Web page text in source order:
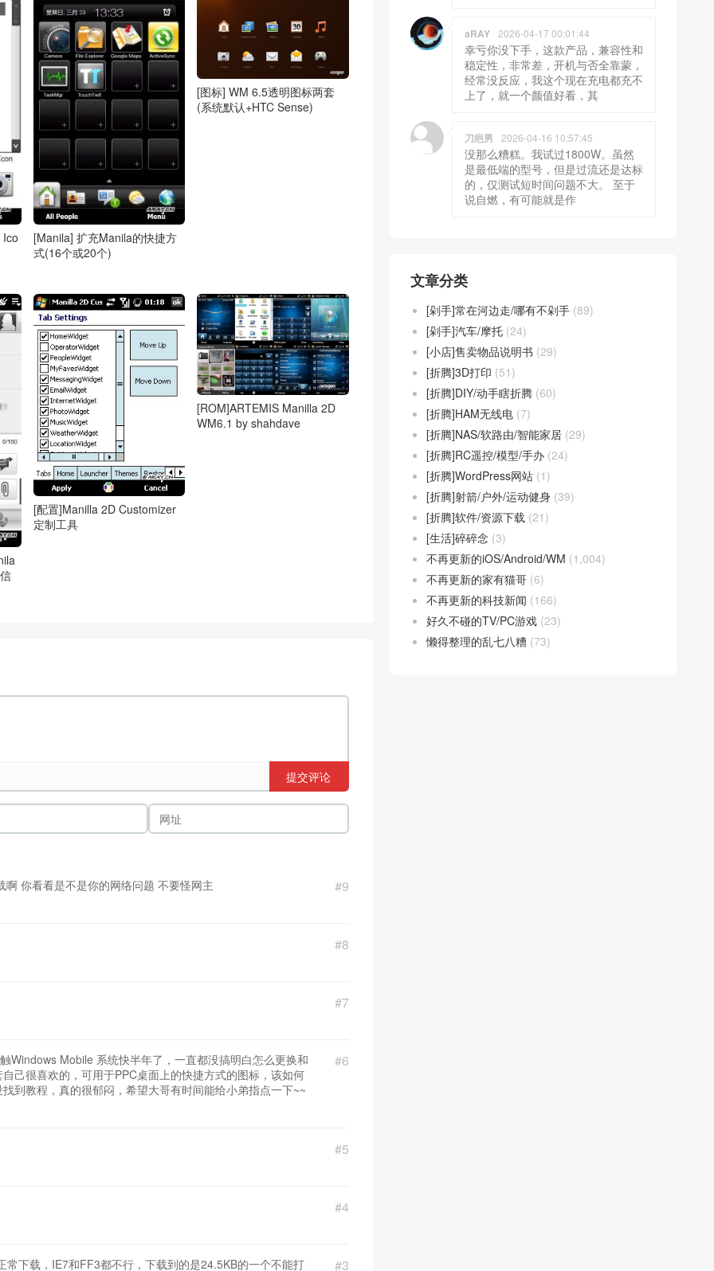
[Manila] 扩充Manila的快捷方
式(16个或20个)
[图标] WM 6.5透明图标两套
(系统默认+HTC Sense)
[配置]Manilla 2D Customizer
定制工具
[ROM]ARTEMIS Manilla 2D
WM6.1 by shahdave
提交评论
#9
你看看是不是你的网络问题 不要怪网主
#8
#7
#6
Windows Mobile 系统快半年了，一直都没搞明白怎么更换和
己很喜欢的，可用于PPC桌面上的快捷方式的图标，该如何
到教程，真的很郁闷，希望大哥有时间能给小弟指点一下~~
#5
#4
#3
下载，IE7和FF3都不行，下载到的是24.5KB的一个不能打
aRAY 2026-04-17 00:01:44
幸亏你没下手，这款产品，兼容性和
稳定性，非常差，开机与否全靠蒙，
经常没反应，我这个现在充电都充不
上了，就一个颜值好看，其
刀疤男 2026-04-16 10:57:45
没那么糟糕。我试过1800W。虽然
是最低端的型号，但是过流还是达标
的，仅测试短时间问题不大。 至于
说自燃，有可能就是作
文章分类
[剁手]常在河边走/哪有不剁手 (89)
[剁手]汽车/摩托 (24)
[小店]售卖物品说明书 (29)
[折腾]3D打印 (51)
[折腾]DIY/动手瞎折腾 (60)
[折腾]HAM无线电 (7)
[折腾]NAS/软路由/智能家居 (29)
[折腾]RC遥控/模型/手办 (24)
[折腾]WordPress网站 (1)
[折腾]射箭/户外/运动健身 (39)
[折腾]软件/资源下载 (21)
[生活]碎碎念 (3)
不再更新的iOS/Android/WM (1,004)
不再更新的家有猫哥 (6)
不再更新的科技新闻 (166)
好久不碰的TV/PC游戏 (23)
懒得整理的乱七八糟 (73)